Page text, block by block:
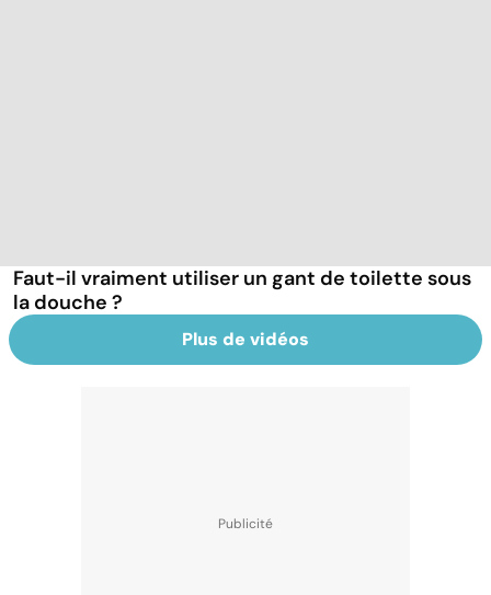
Faut-il vraiment utiliser un gant de toilette sous
la douche ?
Plus de vidéos